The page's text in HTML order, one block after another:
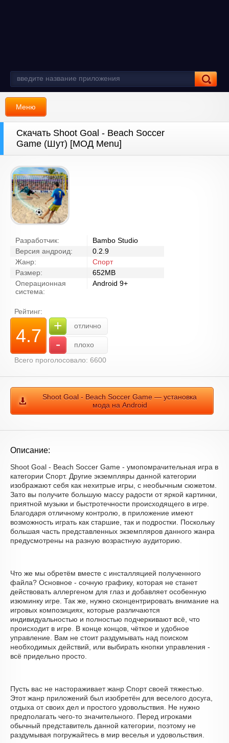
Меню
Скачать Shoot Goal - Beach Soccer
Game (Шут) [МОД Menu]
Разработчик:
Bambo Studio
Версия андроид:
0.2.9
Жанр:
Спорт
Размер:
652MB
Операционная
система:
Android 9+
Рейтинг:
4.7 + отлично
-
плохо
Всего проголосовало: 6600
Shoot Goal - Beach Soccer Game — установка
мода на Android
Описание:
Shoot Goal - Beach Soccer Game - умопомрачительная игра в
категории Спорт. Другие экземпляры данной категории
изображают себя как нехитрые игры, с необычным сюжетом.
Зато вы получите большую массу радости от яркой картинки,
приятной музыки и быстротечности происходящего в игре.
Благодаря отличному контролю, в приложение имеют
возможность играть как старшие, так и подростки. Поскольку
большая часть представленных экземпляров данного жанра
предусмотрены на разную возрастную аудиторию.
Что же мы обретём вместе с инсталляцией полученного
файла? Основное - сочную графику, которая не станет
действовать аллергеном для глаз и добавляет особенную
изюминку игре. Так же, нужно сконцентрировать внимание на
игровых композициях, которые различаются
индивидуальностью и полностью подчеркивают всё, что
происходит в игре. В конце концов, чёткое и удобное
управление. Вам не стоит раздумывать над поиском
необходимых действий, или выбирать кнопки управления -
всё придельно просто.
Пусть вас не настораживает жанр Спорт своей тяжестью.
Этот жанр приложений был изобретён для веселого досуга,
отдыха от своих дел и простого удовольствия. Не нужно
предполагать чего-то значительного. Перед игроками
обычный представитель данной категории, поэтому не
раздумывая погружайтесь в мир веселья и удовольствия.